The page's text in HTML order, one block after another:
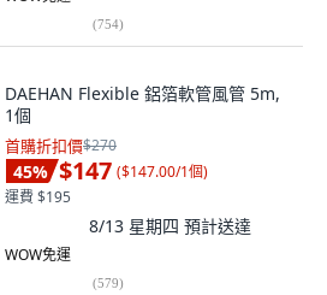
(754)
DAEHAN Flexible 鋁箔軟管風管 5m,
1個
首購折扣價$270
45% $147 ($147.00/1個)
運費 $195
8/13 星期四 預計送達
WOW免運
(579)